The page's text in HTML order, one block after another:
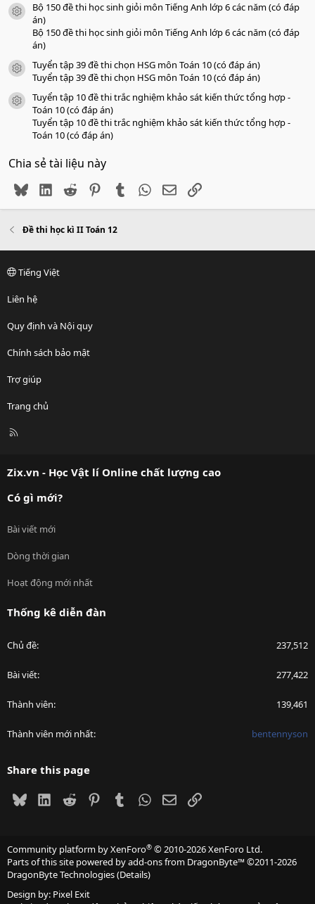
icon tài liệu
Bộ 150 đề thi học sinh giỏi môn Tiếng Anh lớp 6 các năm (có đáp
án)
Bộ 150 đề thi học sinh giỏi môn Tiếng Anh lớp 6 các năm (có đáp
án)
icon tài liệu
Tuyển tập 39 đề thi chọn HSG môn Toán 10 (có đáp án)
Tuyển tập 39 đề thi chọn HSG môn Toán 10 (có đáp án)
icon tài liệu
Tuyển tập 10 đề thi trắc nghiệm khảo sát kiến thức tổng hợp -
Toán 10 (có đáp án)
Tuyển tập 10 đề thi trắc nghiệm khảo sát kiến thức tổng hợp -
Toán 10 (có đáp án)
Chia sẻ tài liệu này
BlueskyLinkedIn
Reddit PinterestTumblr WhatsApp
EmailLink
Đề thi học kì II Toán 12
Tiếng Việt
Liên hệ
Quy định và Nội quy
Chính sách bảo mật
Trợ giúp
Trang chủ
R
Zix.vn - Học Vật lí Online chất lượng cao
Có gì mới?
Bài viết mới
Dòng thời gian
Hoạt động mới nhất
Thống kê diễn đàn
Chủ đề 237,512
Bài viết 277,422
Thành viên 139,461
Thành viên mới nhất bentennyson
Share this page
BlueskyLinkedIn
Reddit PinterestTumblrWhatsApp
EmailLink
Community platform by XenForo® © 2010-2026 XenForo Ltd.
Parts of this site powered byadd-ons from DragonByte™©2011-2026
DragonByte Technologies(Details)
Design by: Pixel Exit